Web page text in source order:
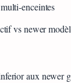
enceintes
vs newer
aux newer